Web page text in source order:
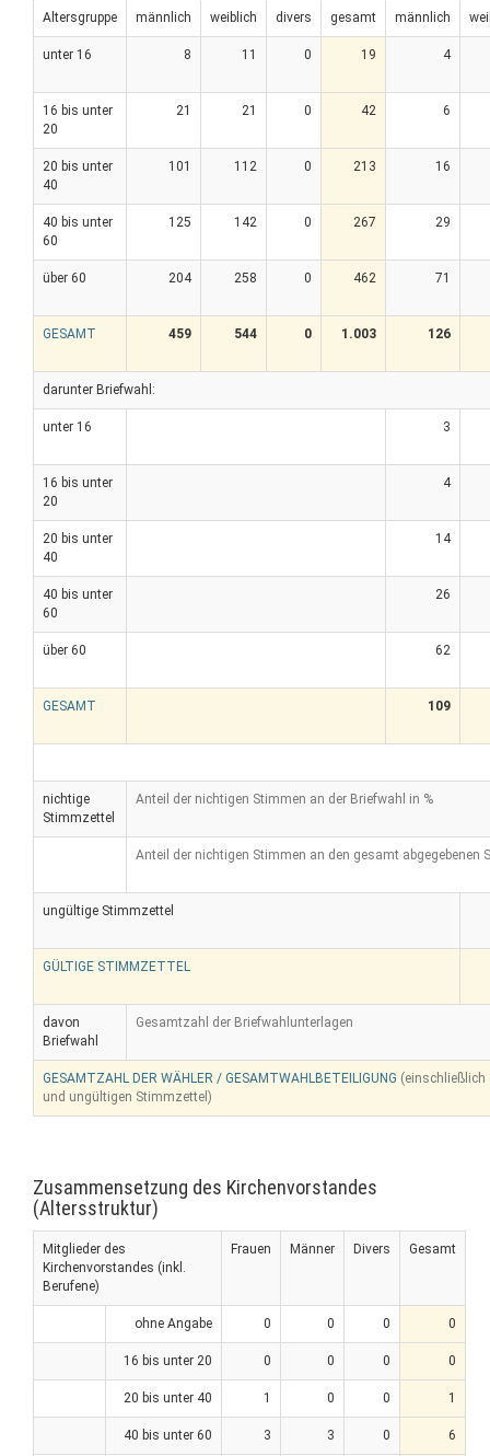
Altersgruppe männlich weiblich divers gesamt männlich
unter 16 8 11 0 19 4
16 bis unter
20
21 21 0 42 6
20 bis unter
40
101 112 0 213 16
40 bis unter
60
125 142 0 267 29
über 60 204 258 0 462 71
GESAMT 459 544 0 1.003 126
darunter Briefwahl:
unter 16 3
16 bis unter
20
4
20 bis unter
40
14
40 bis unter
60
26
über 60 62
GESAMT 109
nichtige
Stimmzettel
Anteil der nichtigen Stimmen an der Briefwahl in %
Anteil der nichtigen Stimmen an den gesamt abgegebenen
ungültige Stimmzettel
GÜLTIGE STIMMZETTEL
davon
Briefwahl
Gesamtzahl der Briefwahlunterlagen
GESAMTZAHL DER WÄHLER / GESAMTWAHLBETEILIGUNG (einschließlich
und ungültigen Stimmzettel)
Zusammensetzung des Kirchenvorstandes
(Altersstruktur)
Mitglieder des
Kirchenvorstandes (inkl.
Berufene)
Frauen Männer Divers Gesamt
ohne Angabe 0 0 0 0
16 bis unter 20 0 0 0 0
20 bis unter 40 1 0 0 1
40 bis unter 60 3 3 0 6